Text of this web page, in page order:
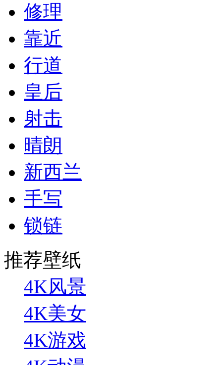
修理
靠近
行道
皇后
射击
晴朗
新西兰
手写
锁链
推荐壁纸
4K风景
4K美女
4K游戏